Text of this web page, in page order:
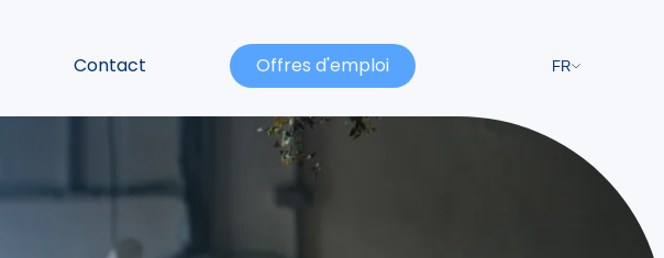
Contact Offres d'emploi FR